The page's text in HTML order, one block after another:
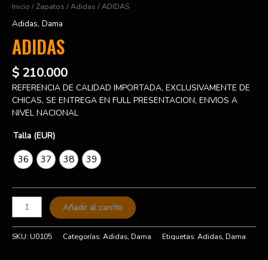
Inicio /Zapatos /Adidas / ADIDAS
Adidas, Dama
ADIDAS
$ 210.000
REFERENCIA DE CALIDAD IMPORTADA, EXCLUSIVAMENTE DE
CHICAS, SE ENTREGA EN FULL PRESENTACION, ENVIOS A
NIVEL NACIONAL
Talla (EUR)
36 37 38 39
Añadir al carrito
SKU: U0105 Categorías: Adidas, Dama Etiquetas: Adidas, Dama